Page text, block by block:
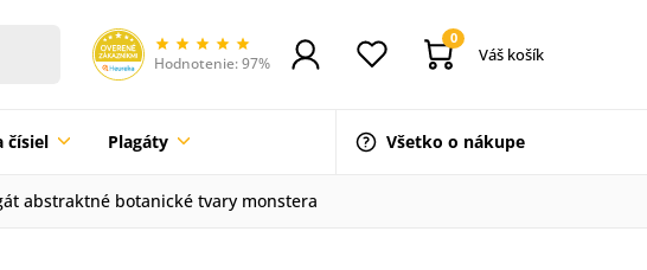
Hodnotenie: 97%
0
Váš košík
čísiel Plagáty Všetko o nákupe
abstraktné botanické tvary monstera